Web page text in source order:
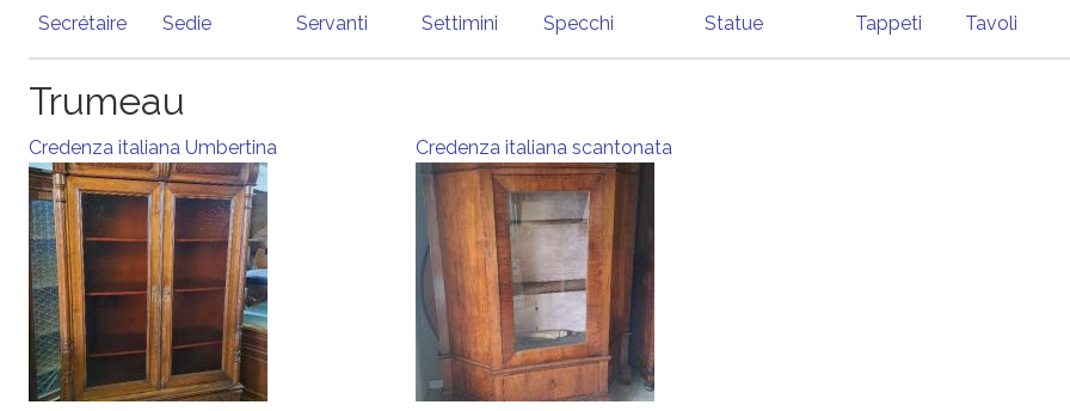
Secrétaire Sedie Servanti Settimini Specchi Statue Tappeti Tavoli
Trumeau
Credenza italiana Umbertina Credenza italiana scantonata